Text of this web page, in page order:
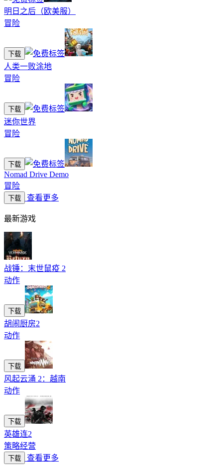
明日之后（欧美服）
冒险
下载
人类一败涂地
冒险
下载
迷你世界
冒险
下载
Nomad Drive Demo
冒险
下载 查看更多
最新游戏
战锤：末世鼠疫 2
动作
下载
胡闹厨房2
动作
下载
风起云涌 2：越南
动作
下载
英雄连2
策略经营
下载 查看更多